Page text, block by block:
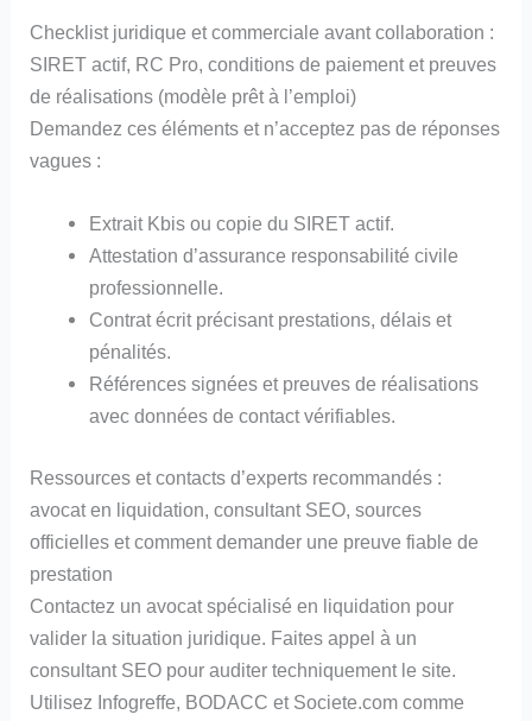
Checklist juridique et commerciale avant collaboration :
SIRET actif, RC Pro, conditions de paiement et preuves
de réalisations (modèle prêt à l’emploi)
Demandez ces éléments et n’acceptez pas de réponses
vagues :
Extrait Kbis ou copie du SIRET actif.
Attestation d’assurance responsabilité civile
professionnelle.
Contrat écrit précisant prestations, délais et
pénalités.
Références signées et preuves de réalisations
avec données de contact vérifiables.
Ressources et contacts d’experts recommandés :
avocat en liquidation, consultant SEO, sources
officielles et comment demander une preuve fiable de
prestation
Contactez un avocat spécialisé en liquidation pour
valider la situation juridique. Faites appel à un
consultant SEO pour auditer techniquement le site.
Utilisez Infogreffe, BODACC et Societe.com comme